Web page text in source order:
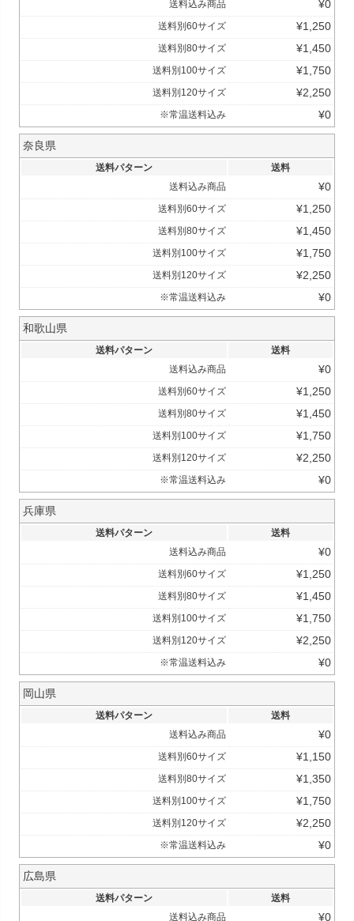
送料込み商品 ¥0
送料別60サイズ ¥1,250
送料別80サイズ ¥1,450
送料別100サイズ ¥1,750
送料別120サイズ ¥2,250
※常温送料込み ¥0
奈良県
送料パターン
送料
送料込み商品
¥0
送料別60サイズ ¥1,250
送料別80サイズ ¥1,450
送料別100サイズ ¥1,750
送料別120サイズ ¥2,250
※常温送料込み ¥0
和歌山県
送料パターン
送料
送料込み商品
¥0
送料別60サイズ ¥1,250
送料別80サイズ ¥1,450
送料別100サイズ ¥1,750
送料別120サイズ ¥2,250
※常温送料込み ¥0
兵庫県
送料パターン
送料
送料込み商品
¥0
送料別60サイズ ¥1,250
送料別80サイズ ¥1,450
送料別100サイズ ¥1,750
送料別120サイズ ¥2,250
※常温送料込み ¥0
岡山県
送料パターン
送料
送料込み商品
¥0
送料別60サイズ ¥1,150
送料別80サイズ ¥1,350
送料別100サイズ ¥1,750
送料別120サイズ ¥2,250
※常温送料込み ¥0
広島県
送料パターン
送料
送料込み商品
¥0